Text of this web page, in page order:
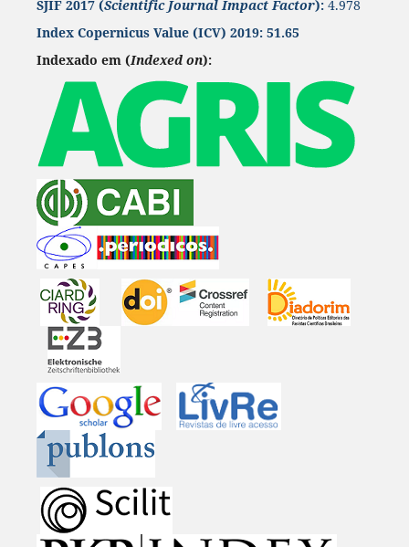
SJIF 2017 (Scientific Journal Impact Factor):4.978
Index Copernicus Value(ICV) 2019: 51.65
Indexado em (Indexed on):